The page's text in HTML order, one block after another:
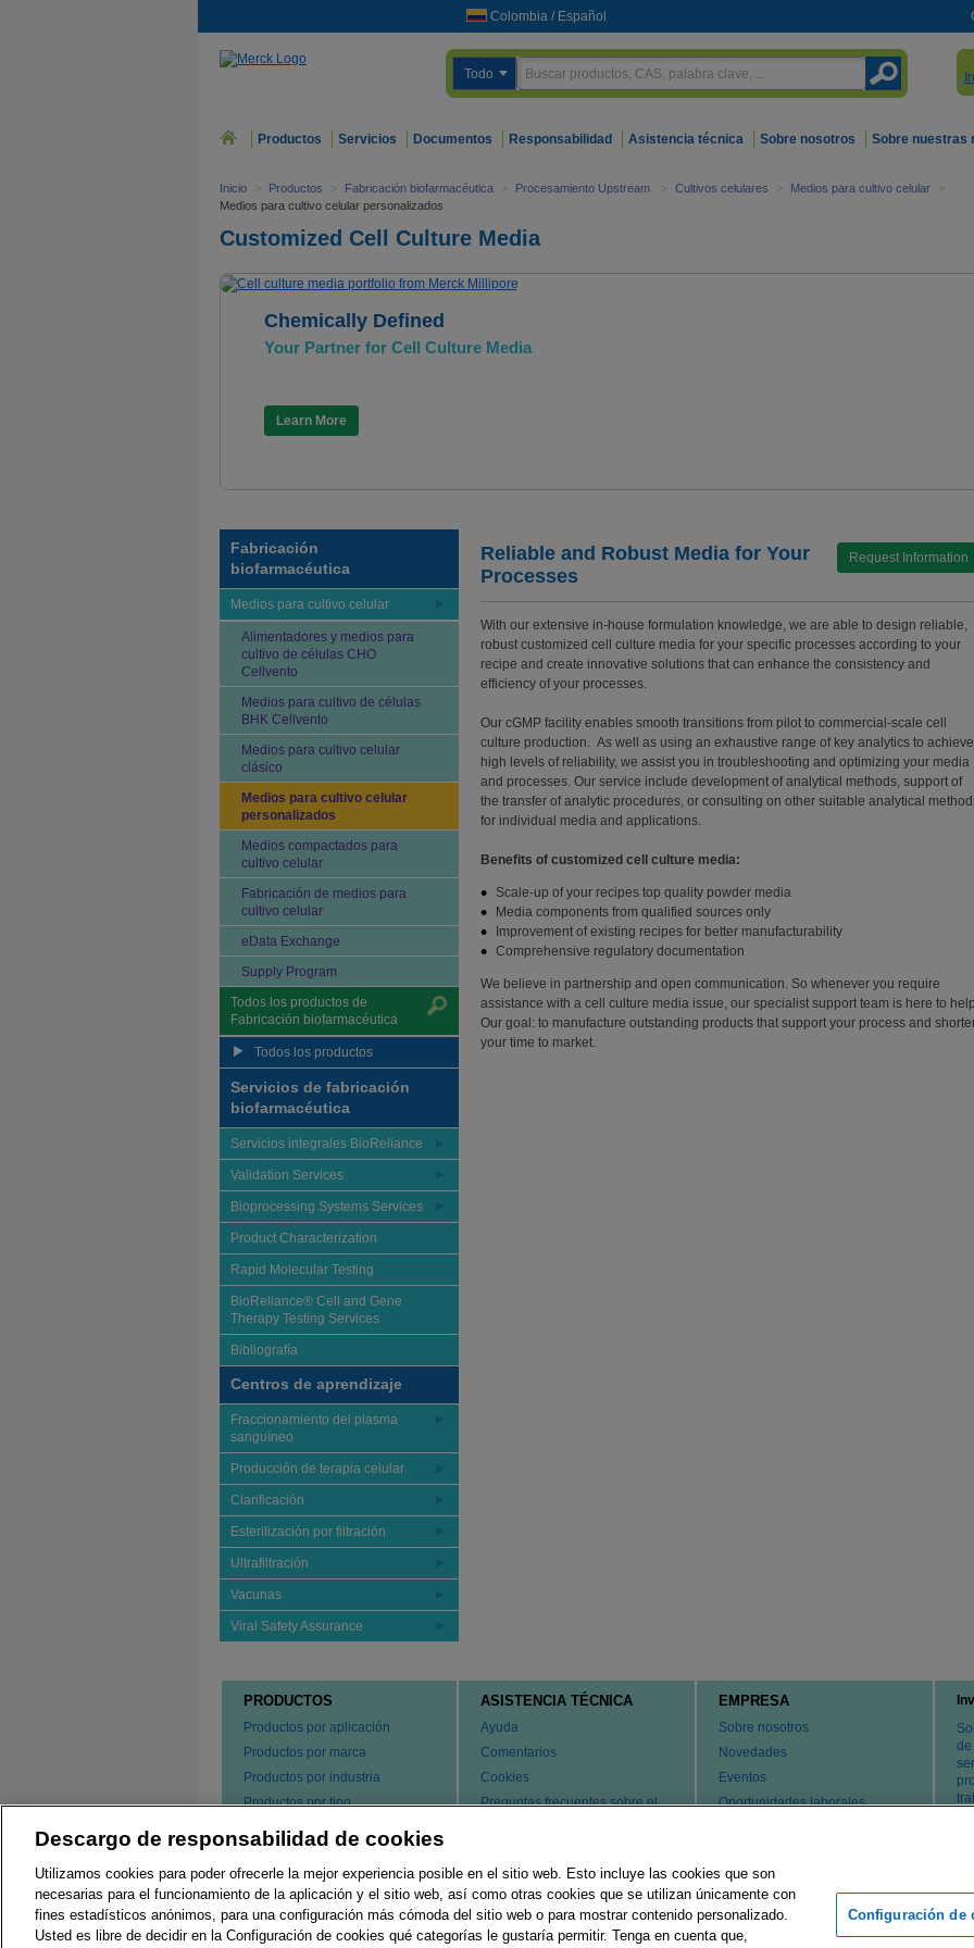
Colombia / Español
Todo
Productos Servicios Documentos Responsabilidad Asistencia técnica Sobre nosotros Sobre nuestras
Inicio > Productos > Fabricación biofarmacéutica > Procesamiento Upstream > Cultivos celulares > Medios para cultivo celular
>
Medios para cultivo celular personalizados
Customized Cell Culture Media
Chemically Defined
Your Partner for Cell Culture Media
Learn More
Fabricación
biofarmacéutica
Medios para cultivo celular
Alimentadores y medios para
cultivo de células CHO
Cellvento
Medios para cultivo de células
BHK Cellvento
Medios para cultivo celular
clásico
Medios para cultivo celular
personalizados
Medios compactados para
cultivo celular
Fabricación de medios para
cultivo celular
eData Exchange
Supply Program
Todos los productos de
Fabricación biofarmacéutica
Todos los productos
Servicios de fabricación
biofarmacéutica
Servicios integrales BioReliance
Validation Services
Bioprocessing Systems Services
Product Characterization
Rapid Molecular Testing
BioReliance® Cell and Gene
Therapy Testing Services
Bibliografía
Centros de aprendizaje
Fraccionamiento del plasma
sanguíneo
Producción de terapia celular
Clarificación
Esterilización por filtración
Ultrafiltración
Vacunas
Viral Safety Assurance
Request Information
Reliable and Robust Media for Your
Processes
With our extensive in-house formulation knowledge, we are able to design reliable,
robust customized cell culture media for your specific processes according to your
recipe and create innovative solutions that can enhance the consistency and
efficiency of your processes.
Our cGMP facility enables smooth transitions from pilot to commercial-scale cell
culture production. As well as using an exhaustive range of key analytics to achieve
high levels of reliability, we assist you in troubleshooting and optimizing your media
and processes. Our service include development of analytical methods, support of
the transfer of analytic procedures, or consulting on other suitable analytical
for individual media and applications.
Benefits of customized cell culture media:
Scale-up of your recipes top quality powder media
Media components from qualified sources only
Improvement of existing recipes for better manufacturability
Comprehensive regulatory documentation
We believe in partnership and open communication. So whenever you require
assistance with a cell culture media issue, our specialist support team is here to
Our goal: to manufacture outstanding products that support your process and
your time to market.
PRODUCTOS
Productos por aplicación
Productos por marca
Productos por industria
Productos por tipo
Hacer un pedido de nuestros
productos
ASISTENCIA TÉCNICA
Ayuda
Comentarios
Cookies
Preguntas frecuentes sobre el
Contacte con nosotros
EMPRESA
Sobre nosotros
Novedades
Eventos
Oportunidades laborales
de
Regulaciones Locales Grupo Merck Pie de imprenta Condiciones de uso Declaración
Descargo de responsabilidad de cookies
Utilizamos cookies para poder ofrecerle la mejor experiencia posible en el sitio web. Esto incluye las cookies que son
necesarias para el funcionamiento de la aplicación y el sitio web, así como otras cookies que se utilizan únicamente con
fines estadísticos anónimos, para una configuración más cómoda del sitio web o para mostrar contenido personalizado.
Usted es libre de decidir en la Configuración de cookies qué categorías le gustaría permitir. Tenga en cuenta que,
Configuración de